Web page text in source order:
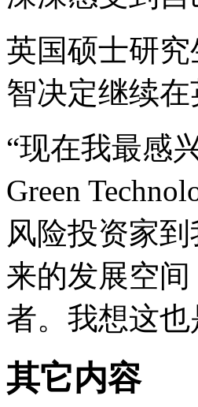
英国硕士研
智决定继续
“现在我最感
Green
风险投资家
来的发展空
者。我想这
其它内容